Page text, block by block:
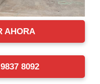
AHORA
8092